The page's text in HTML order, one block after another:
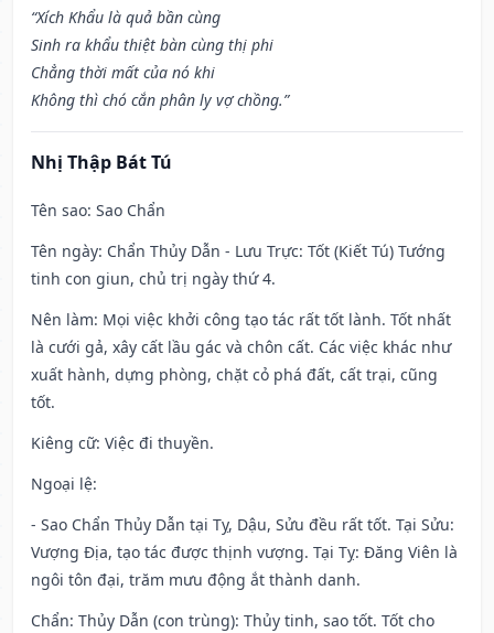
“Xích Khẩu là quả bần cùng
Sinh ra khẩu thiệt bàn cùng thị phi
Chẳng thời mất của nó khi
Không thì chó cắn phân ly vợ chồng.”
Nhị Thập Bát Tú
Tên sao: Sao Chẩn
Tên ngày: Chẩn Thủy Dẫn - Lưu Trực: Tốt (Kiết Tú) Tướng
tinh con giun, chủ trị ngày thứ 4.
Nên làm: Mọi việc khởi công tạo tác rất tốt lành. Tốt nhất
là cưới gả, xây cất lầu gác và chôn cất. Các việc khác như
xuất hành, dựng phòng, chặt cỏ phá đất, cất trại, cũng
tốt.
Kiêng cữ: Việc đi thuyền.
Ngoại lệ:
- Sao Chẩn Thủy Dẫn tại Tỵ, Dậu, Sửu đều rất tốt. Tại Sửu:
Vượng Địa, tạo tác được thịnh vượng. Tại Tỵ: Đăng Viên là
ngôi tôn đại, trăm mưu động ắt thành danh.
Chẩn: Thủy Dẫn (con trùng): Thủy tinh, sao tốt. Tốt cho